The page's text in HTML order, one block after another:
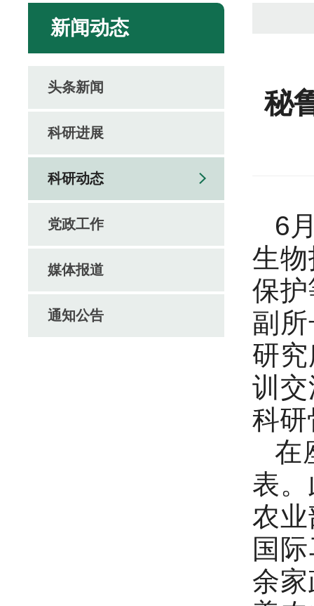
新闻动态
头条新闻
科研进展
科研动态
党政工作
媒体报道
通知公告
秘
6
生
保
副
研
训
科研
在
表
农
国
余